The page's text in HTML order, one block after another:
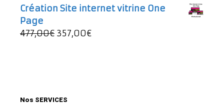
prix
était :
197,00€.
prix
est :
Création Site internet vitrine One
Page
477,00€ Le
357,00€Le
Nos SERVICES